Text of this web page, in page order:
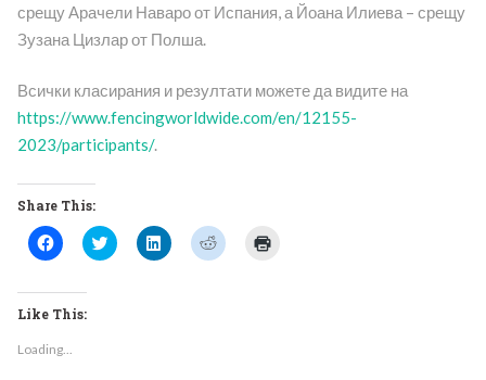
срещу Арачели Наваро от Испания, а Йоана Илиева – срещу
Зузана Цизлар от Полша.
Всички класирания и резултати можете да видите на
https://www.fencingworldwide.com/en/12155-
2023/participants/.
Share This:
Click
to
Facebook
(Opens
in
window)
Click
to
Click
to
Click
to
Like This:
Loading...